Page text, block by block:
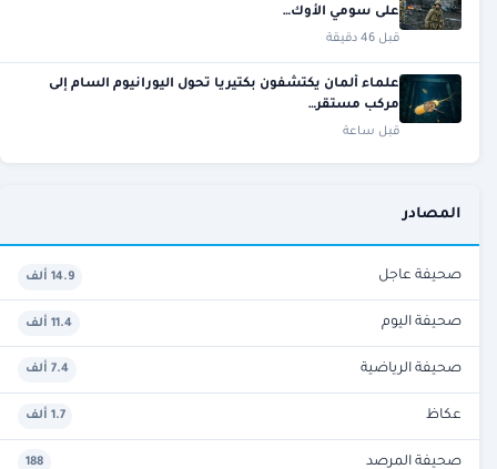
على سومي الأوك…
قبل 46 دقيقة
علماء ألمان يكتشفون بكتيريا تحول اليورانيوم السام إلى
مركب مستقر…
قبل ساعة
المصادر
صحيفة عاجل 14.9 ألف
صحيفة اليوم 11.4 ألف
صحيفة الرياضية 7.4 ألف
عكاظ 1.7 ألف
صحيفة المرصد 188